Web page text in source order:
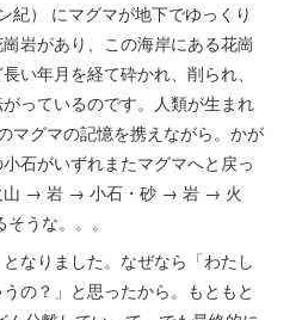
紀） にマグマが地下でゆっくり
岩があり、この海岸にある花崗
い年月を経て砕かれ、削られ、
っているのです。人類が生まれ
マグマの記憶を携えながら。かが
石がいずれまたマグマへと戻っ
山 → 岩 → 小石・砂 → 岩 → 火
うな。。。
なりました。なぜなら「わたし
の？」と思ったから。もともと